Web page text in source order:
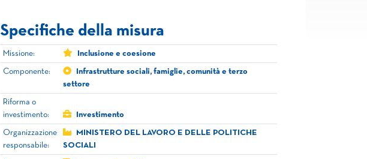
Specifiche della misura
Missione: Inclusione e coesione
Componente:
Infrastrutture sociali, famiglie, comunità e terzo
settore
Riforma o
investimento:
Investimento
Organizzazione
responsabile:
MINISTERO DEL LAVORO E DELLE POLITICHE
SOCIALI